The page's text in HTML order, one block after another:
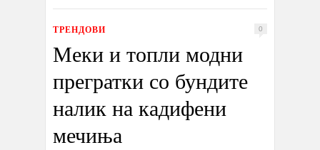
ТРЕНДОВИ 0
Меки и топли модни
прегратки со бундите
налик на кадифени
мечиња